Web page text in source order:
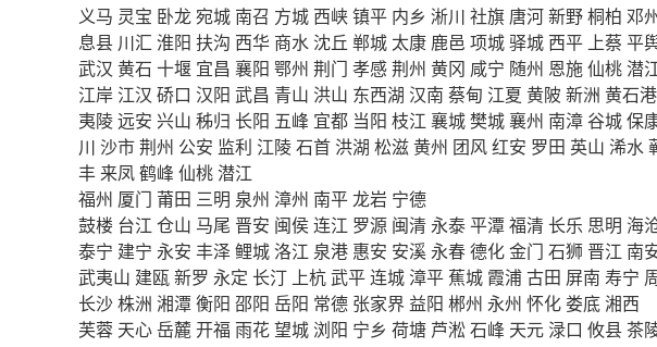
义马 灵宝 卧龙宛城 南召 方城 西峡镇平 内乡 淅川 社旗 唐河新野桐柏 邓
息县 川汇 淮阳 扶沟 西华 商水 沈丘 郸城 太康 鹿邑 项城驿城 西平 上蔡 平
武汉 黄石 十堰 宜昌 襄阳 鄂州 荆门 孝感荆州 黄冈 咸宁 随州 恩施仙桃潜
江岸 江汉 硚口 汉阳 武昌 青山 洪山 东西湖 汉南 蔡甸 江夏 黄陂 新洲 黄石港
夷陵远安 兴山 秭归 长阳 五峰 宜都 当阳 枝江 襄城樊城襄州 南漳谷城保
川 沙市荆州 公安 监利 江陵石首 洪湖 松滋黄州 团风红安 罗田 英山 浠水
丰 来凤鹤峰 仙桃潜江
福州 厦门 莆田 三明 泉州 漳州 南平龙岩 宁德
鼓楼 台江 仓山 马尾 晋安 闽侯连江 罗源 闽清 永泰平潭福清 长乐 思明 海
泰宁 建宁 永安 丰泽鲤城洛江 泉港 惠安 安溪 永春德化金门 石狮 晋江 南
武夷山 建瓯新罗 永定 长汀 上杭武平连城 漳平 蕉城 霞浦古田 屏南 寿宁
长沙株洲 湘潭衡阳 邵阳 岳阳 常德 张家界 益阳 郴州 永州 怀化 娄底湘西
芙蓉 天心岳麓开福 雨花望城 浏阳 宁乡 荷塘 芦淞石峰 天元 渌口 攸县茶